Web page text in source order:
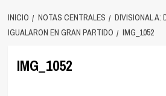
INICIO NOTAS CENTRALES
DIVISIONAL A:
IGUALARON EN GRAN PARTIDO
IMG_1052
IMG_1052